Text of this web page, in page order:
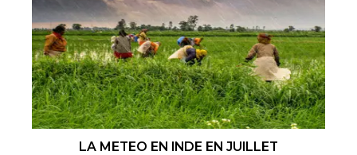
LA METEO EN INDE EN JUILLET